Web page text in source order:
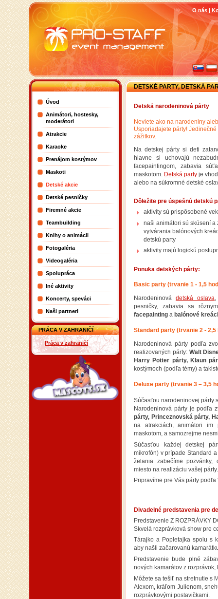
O nás |
DETSKÉ PARTY, DETSKÁ
Detská narodeninová párty
Neviete ako na narodeniny
Usporiadajete párty!
zážitkov.
Na detskej párty si deti
hlavne si uchovajú
facepaintingom, zabavia
maskotom. Detská party je
alebo na súkromné detské
Dôležite pre úspešnú detskú
aktivity sú prispôsobené
naši animátori sú skúsení
vytvárania balónových
detskú party
aktivity majú logickú
Ponuka detských párty:
Basic party (trvanie 1 - 1,5
Narodeninovádetská oslava
pesničky, zabavia sa
facepainting a balónové
Standard party (trvanie 2 - 2,5
Narodeninová párty podľa
realizovaných párty: Walt
Harry Potter párty, Klaun
kostýmoch (podľa témy) a
Deluxe party (trvanie 3 – 3,5
Súčasťou narodeninovej párty
Narodeninová párty je podľa
párty, Princeznovská párty,
na atrakciách, animátori im
maskotom, a samozrejme
Súčasťou každej detskej
mikrofón) v prípade Standard
želania zabečíme pozvánky,
miesto na realizáciu vašej párty.
Pripravíme pre Vás párty
Divadelné predstavenia pre
Predstavenie Z ROZPRÁVKY
Skvelá rozprávková show pre
Tárajko a Popletajka spolu s
aby našli začarovanú
Predstavenie bude plné
nových kamarátov z
Môžete sa tešiť na stretnutie s
Alexom, kráľom Julienom,
rozprávkovými postavičkami.
Úvod
Animátori, hostesky,
moderátori
Atrakcie
Karaoke
Prenájom kostýmov
Maskoti
Detské akcie
Detské pesničky
Firemné akcie
Teambuilding
Knihy o animácii
Fotogaléria
Videogaléria
Spolupráca
Iné aktivity
Koncerty, speváci
Naši partneri
PRÁCA V ZAHRANIČÍ
Práca v zahraničí